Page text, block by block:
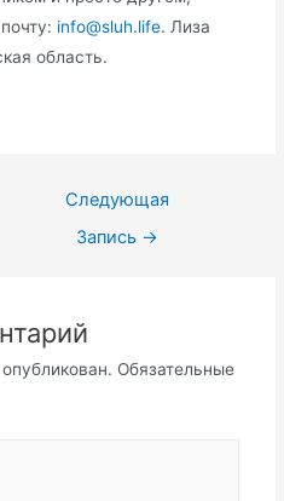
info@sluh.life. Лиза
область.
Следующая
Запись →
Обязательные